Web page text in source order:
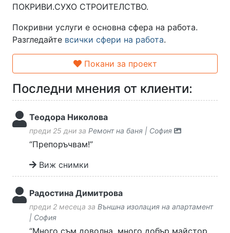
ПОКРИВИ.СУХО СТРОИТЕЛСТВО.
Покривни услуги е основна сфера на работа.
Разгледайте всички сфери на работа.
Покани за проект
Последни мнения от клиенти:
Теодора Николова
преди 25 дни за Ремонт на баня | София
“Препоръчвам!”
Виж снимки
Радостина Димитрова
преди 2 месеца за Външна изолация на апартамент
| София
“Много съм доволна, много добър майстор,